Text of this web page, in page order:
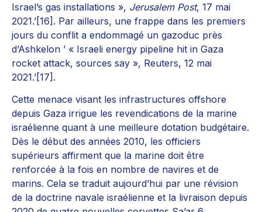
Israel’s gas installations », Jerusalem Post, 17 mai
2021.’[16]. Par ailleurs, une frappe dans les premiers
jours du conflit a endommagé un gazoduc près
d’Ashkelon ’ « Israeli energy pipeline hit in Gaza
rocket attack, sources say », Reuters, 12 mai
2021.’[17].
Cette menace visant les infrastructures offshore
depuis Gaza irrigue les revendications de la marine
israélienne quant à une meilleure dotation budgétaire.
Dès le début des années 2010, les officiers
supérieurs affirment que la marine doit être
renforcée à la fois en nombre de navires et de
marins. Cela se traduit aujourd’hui par une révision
de la doctrine navale israélienne et la livraison depuis